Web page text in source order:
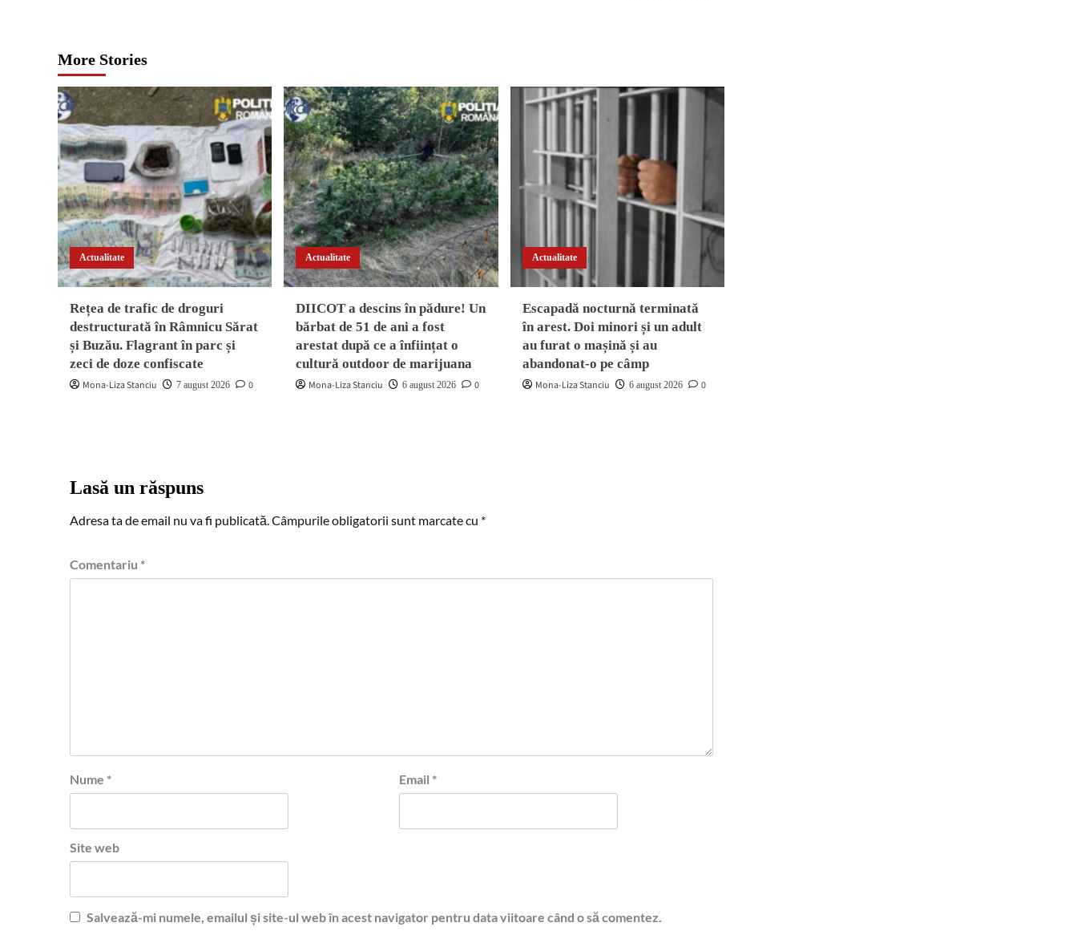
More Stories
Actualitate
Rețea de trafic de droguri
destructurată în Râmnicu Sărat
și Buzău. Flagrant în parc și
zeci de doze confiscate
Mona-Liza Stanciu 7 august 2026 0
Actualitate
DIICOT a descins în pădure! Un
bărbat de 51 de ani a fost
arestat după ce a înființat o
cultură outdoor de marijuana
Mona-Liza Stanciu 6 august 2026 0
Actualitate
Escapadă nocturnă terminată
în arest. Doi minori și un adult
au furat o mașină și au
abandonat-o pe câmp
Mona-Liza Stanciu 6 august 2026 0
Lasă un răspuns
Adresa ta de email nu va fi publicată. Câmpurile obligatorii sunt marcate cu *
Comentariu *
Nume * Email *
Site web
Salvează-mi numele, emailul și site-ul web în acest navigator pentru data viitoare când o să comentez.